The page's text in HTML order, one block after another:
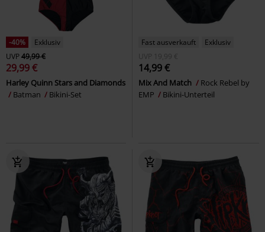
-40%
Exklusiv
UVP49,99 €
29,99 €
Harley Quinn Stars and Diamonds
Batman
Bikini-Set
Fast ausverkauft
Exklusiv
UVP
19,99 €
14,99 €
Mix And Match
Rock Rebel by
EMP
Bikini-Unterteil